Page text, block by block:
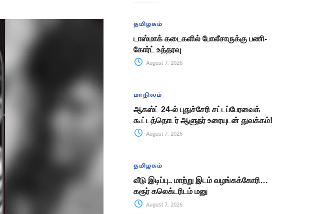
தமிழகம்
டாஸ்மாக் கடைகளில் போலீசாருக்கு பணி-
கோர்ட் உத்தரவு
August 7, 2026
மாநிலம்
ஆகஸ்ட் 24-ல் புதுச்சேரி சட்டப்பேரவைக்
கூட்டத்தொடர் ஆளுநர் உரையுடன் துவக்கம்!
August 7, 2026
தமிழகம்
வீடு இடிப்பு.. மாற்று இடம் வழங்கக்கோரி…
கரூர் கலெக்டரிடம் மனு
August 7, 2026